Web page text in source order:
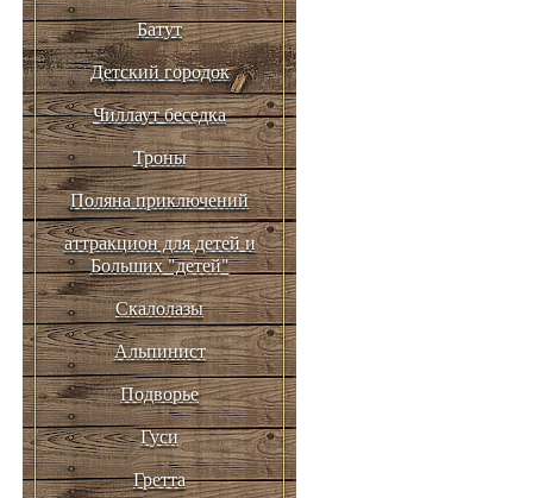
Батут
Детский городок
Чиллаут беседка
Троны
Поляна приключений
аттракцион для детей и
Больших "детей"
Скалолазы
Альпинист
Подворье
Гуси
Гретта